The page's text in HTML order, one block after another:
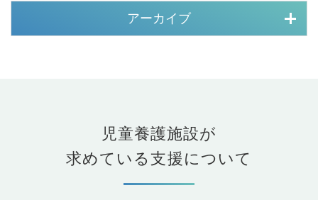
アーカイブ
児童養護施設が
求めている支援について